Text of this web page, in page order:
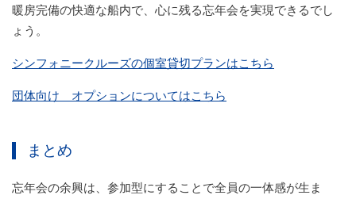
暖房完備の快適な船内で、心に残る忘年会を実現できるでし
ょう。
シンフォニークルーズの個室貸切プランはこちら
団体向け オプションについてはこちら
まとめ
忘年会の余興は、参加型にすることで全員の一体感が生ま